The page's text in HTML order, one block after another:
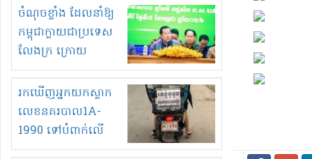
ចំណុចខ្លាំង ដែលនាំឱ្យ
កម្ពុជាក្លាយជាប្រទេស
លែងក្រ ក្រោយ
ឆ្នាំ២០៣០
រកឃើញអ្នកយកស្លាក
លេខនគរបាល1A-
1990 ទៅបំពាក់លើ
ម៉ូតូរបស់ខ្លួន ដាកផ្លាក